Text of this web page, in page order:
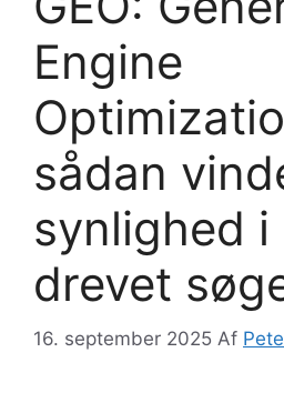
Engine
sådan
synlighed i
drevet
16. september 2025 Af